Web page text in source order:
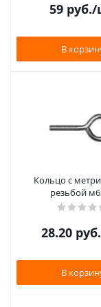
59 руб./
В
Кольцо с
резьбой
28.20руб.
В